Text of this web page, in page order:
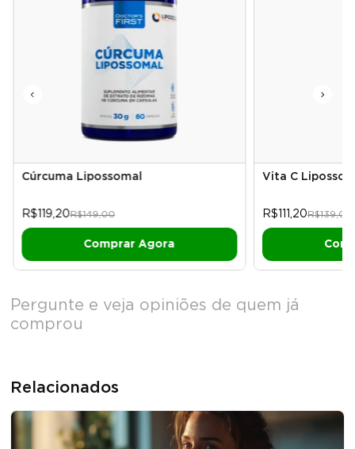
Cúrcuma Lipossomal
R$119,20R$149,00
Vita C
R$111,20R$139,00
Pergunte e veja opiniões de quem já
comprou
Relacionados